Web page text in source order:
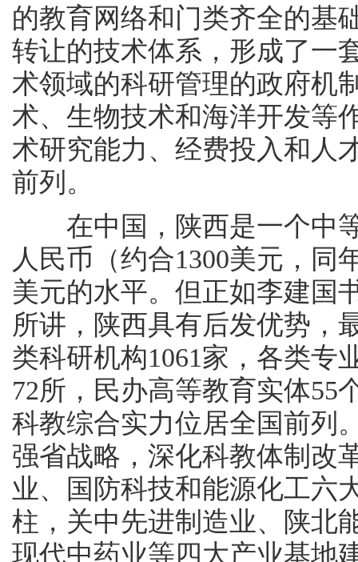
的教育网络和门类齐全的基
转让的技术体系，形成了一
术领域的科研管理的政府机
术、生物技术和海洋开发等
术研究能力、经费投入和人
前列。
在中国，陕西是一个中等
人民币（约合1300美元，同
美元的水平。但正如李建国
所讲，陕西具有后发优势，
类科研机构1061家，各类专
72所，民办高等教育实体55
科教综合实力位居全国前列
强省战略，深化科教体制改
业、国防科技和能源化工六
柱，关中先进制造业、陕北
现代中药业等四大产业基地